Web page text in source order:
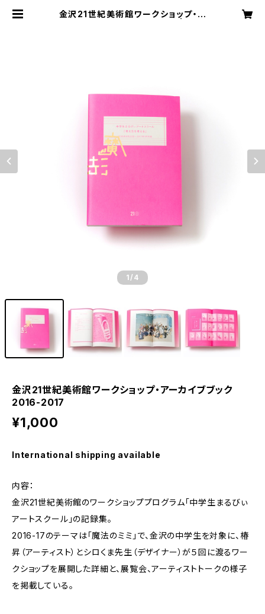
金沢21世紀美術館ワークショップ・ア
1 /4
金沢21世紀美術館ワークショップ・アーカイブブック
2016-2017
¥1,000
International shipping available
内容：
金沢21世紀美術館のワークショッププログラム「中学生まるびぃ
アートスクール」の記録集。
2016-17のテーマは「魔法のミミ」で、金沢の中学生を対象に、椿
昇（アーティスト）とシロくま先生（デザイナー）が５回に渡るワー
クショップを展開した詳細と、展覧会、アーティストトークの様子
を掲載している。